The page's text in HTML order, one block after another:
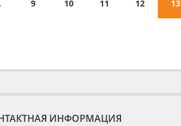
9 10 11 12 13
ИНФОРМАЦИЯ